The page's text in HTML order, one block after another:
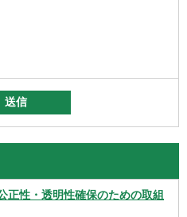
正性・透明性確保のための取組